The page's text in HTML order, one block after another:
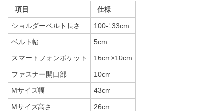
項目 仕様
ショルダーベルト長さ 100-133cm
ベルト幅 5cm
スマートフォンポケット 16cm×10cm
ファスナー開口部 10cm
Mサイズ幅 43cm
Mサイズ高さ 26cm